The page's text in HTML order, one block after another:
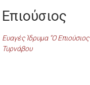
Επιούσιος
Ευαγές Ίδρυμα “Ο
Τυρνάβου